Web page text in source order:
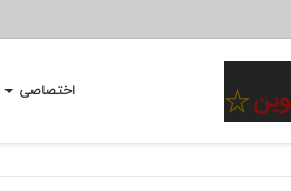
اختصاصی